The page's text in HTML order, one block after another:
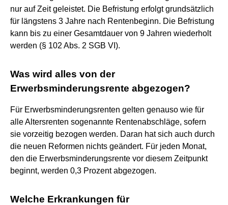
nur auf Zeit geleistet. Die Befristung erfolgt grundsätzlich
für längstens 3 Jahre nach Rentenbeginn. Die Befristung
kann bis zu einer Gesamtdauer von 9 Jahren wiederholt
werden (§ 102 Abs. 2 SGB VI).
Was wird alles von der
Erwerbsminderungsrente abgezogen?
Für Erwerbsminderungsrenten gelten genauso wie für
alle Altersrenten sogenannte Rentenabschläge, sofern
sie vorzeitig bezogen werden. Daran hat sich auch durch
die neuen Reformen nichts geändert. Für jeden Monat,
den die Erwerbsminderungsrente vor diesem Zeitpunkt
beginnt, werden 0,3 Prozent abgezogen.
Welche Erkrankungen für